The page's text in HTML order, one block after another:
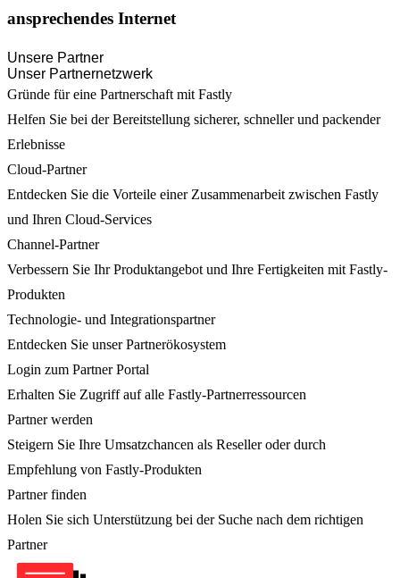
ansprechendes Internet
Unsere Partner
Unser Partnernetzwerk
Gründe für eine Partnerschaft mit Fastly
Helfen Sie bei der Bereitstellung sicherer, schneller und packender
Erlebnisse
Cloud-Partner
Entdecken Sie die Vorteile einer Zusammenarbeit zwischen Fastly
und Ihren Cloud-Services
Channel-Partner
Verbessern Sie Ihr Produktangebot und Ihre Fertigkeiten mit Fastly-
Produkten
Technologie- und Integrationspartner
Entdecken Sie unser Partnerökosystem
Login zum Partner Portal
Erhalten Sie Zugriff auf alle Fastly-Partnerressourcen
Partner werden
Steigern Sie Ihre Umsatzchancen als Reseller oder durch
Empfehlung von Fastly-Produkten
Partner finden
Holen Sie sich Unterstützung bei der Suche nach dem richtigen
Partner